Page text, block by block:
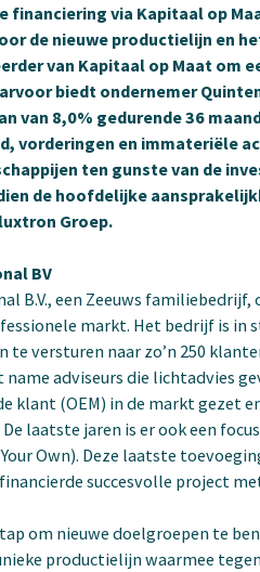
financiering via Kapitaal op
de nieuwe productielijn en
van Kapitaal op Maat om
biedt ondernemer
van 8,0% gedurende 36
vorderingen en immateriële
ten gunste van de
de hoofdelijke
Groep.
BV
B.V., een Zeeuws
markt. Het bedrijf is in
te versturen naar zo’n 250
adviseurs die lichtadvies
klant (OEM) in de markt gezet
laatste jaren is er ook een
Own). Deze laatste
succesvolle project
om nieuwe doelgroepen te
productielijn waarmee